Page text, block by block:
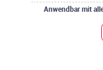
Anwendbar mit